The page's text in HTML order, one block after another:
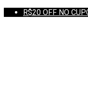
R$20 OFF NO